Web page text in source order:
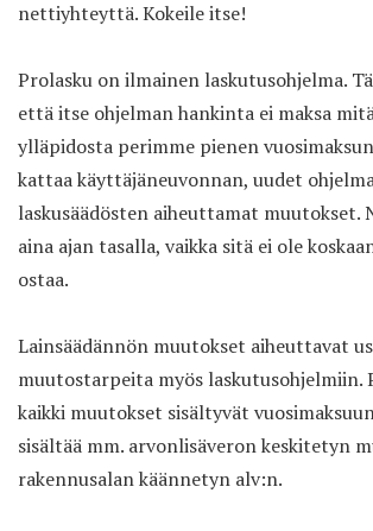
nettiyhteyttä. Kokeile itse!
Prolasku on ilmainen laskutusohjelma.
että itse ohjelman hankinta ei maksa
ylläpidosta perimme pienen
kattaa käyttäjäneuvonnan, uudet
laskusäädösten aiheuttamat muutokset.
aina ajan tasalla, vaikka sitä ei ole
ostaa.
Lainsäädännön muutokset aiheuttavat
muutostarpeita myös laskutusohjelmiin.
kaikki muutokset sisältyvät
sisältää mm. arvonlisäveron keskitetyn
rakennusalan käännetyn alv:n.